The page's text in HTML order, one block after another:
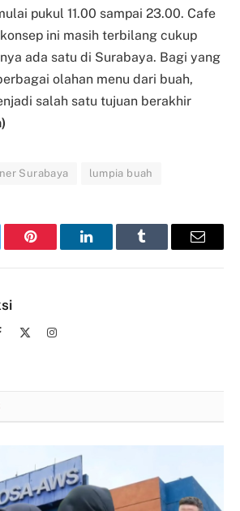
pukul 11.00 sampai 23.00. Cafe
ini masih terbilang cukup
ada satu di Surabaya. Bagi yang
olahan menu dari buah,
salah satu tujuan berakhir
Surabaya lumpia buah
Pinterest LinkedInTumblr Email
Facebook Instagram